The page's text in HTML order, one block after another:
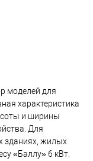
моделей для
характеристика
и ширины
Для
зданиях, жилых
«Баллу» 6 кВт.